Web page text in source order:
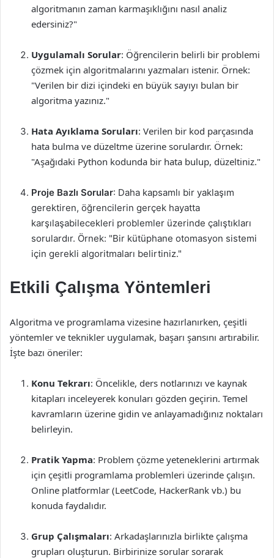
algoritmanın zaman karmaşıklığını nasıl analiz
edersiniz?"
Uygulamalı Sorular: Öğrencilerin belirli bir problemi
çözmek için algoritmalarını yazmaları istenir. Örnek:
"Verilen bir dizi içindeki en büyük sayıyı bulan bir
algoritma yazınız."
Hata Ayıklama Soruları: Verilen bir kod parçasında
hata bulma ve düzeltme üzerine sorulardır. Örnek:
"Aşağıdaki Python kodunda bir hata bulup, düzeltiniz."
Proje Bazlı Sorular: Daha kapsamlı bir yaklaşım
gerektiren, öğrencilerin gerçek hayatta
karşılaşabilecekleri problemler üzerinde çalıştıkları
sorulardır. Örnek: "Bir kütüphane otomasyon sistemi
için gerekli algoritmaları belirtiniz."
Etkili Çalışma Yöntemleri
Algoritma ve programlama vizesine hazırlanırken, çeşitli
yöntemler ve teknikler uygulamak, başarı şansını artırabilir.
İşte bazı öneriler:
Konu Tekrarı: Öncelikle, ders notlarınızı ve kaynak
kitapları inceleyerek konuları gözden geçirin. Temel
kavramların üzerine gidin ve anlayamadığınız noktaları
belirleyin.
Pratik Yapma: Problem çözme yeteneklerini artırmak
için çeşitli programlama problemleri üzerinde çalışın.
Online platformlar (LeetCode, HackerRank vb.) bu
konuda faydalıdır.
Grup Çalışmaları: Arkadaşlarınızla birlikte çalışma
grupları oluşturun. Birbirinize sorular sorarak